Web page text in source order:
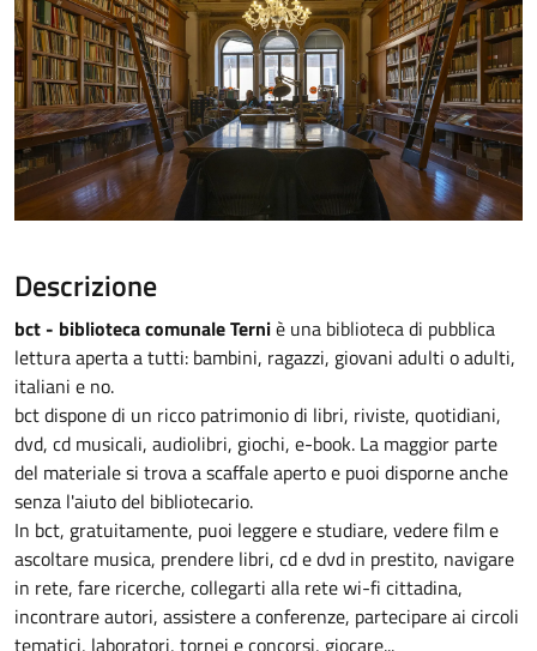
Descrizione
bct - biblioteca comunale Terniè una biblioteca di pubblica
lettura aperta a tutti: bambini, ragazzi, giovani adulti o adulti,
italiani e no.
bct dispone di un ricco patrimonio di libri, riviste, quotidiani,
dvd, cd musicali, audiolibri, giochi, e-book. La maggior parte
del materiale si trova a scaffale aperto e puoi disporne anche
senza l'aiuto del bibliotecario.
In bct, gratuitamente, puoi leggere e studiare, vedere film e
ascoltare musica, prendere libri, cd e dvd in prestito, navigare
in rete, fare ricerche, collegarti alla rete wi-fi cittadina,
incontrare autori, assistere a conferenze, partecipare ai circoli
tematici, laboratori, tornei e concorsi, giocare...